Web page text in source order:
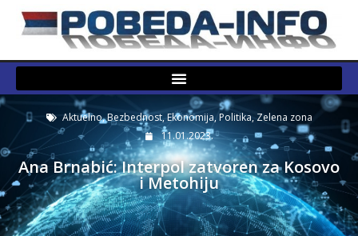
Aktuelno,Bezbednost,Ekonomija,Politika, Zelena zona
11.01.2023.
Ana Brnabić: Interpol zatvoren za Kosovo
i Metohiju